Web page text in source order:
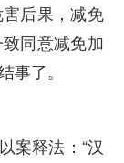
后果，减免
同意减免加
事了。
案释法：“汉